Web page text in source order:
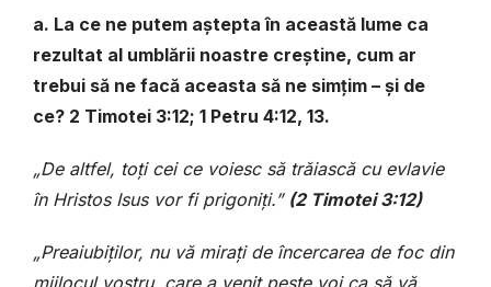
a. La ce ne putem aștepta în această lume ca
rezultat al umblării noastre creștine, cum ar
trebui să ne facă aceasta să ne simțim – și de
ce? 2 Timotei 3:12; 1 Petru 4:12, 13.
„De altfel, toți cei ce voiesc să trăiască cu evlavie
în Hristos Isus vor fi prigoniți.” (2 Timotei 3:12)
„Preaiubiților, nu vă mirați de încercarea de foc din